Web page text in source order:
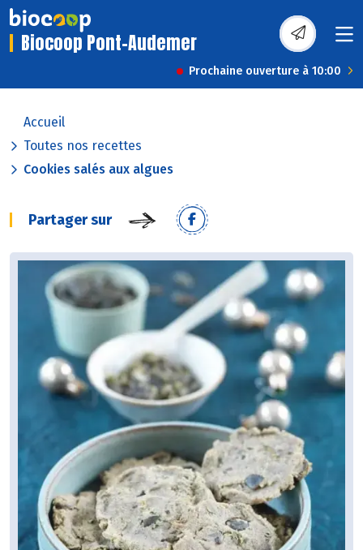
Biocoop Pont-Audemer
Prochaine ouverture à 10:00
Accueil
Toutes nos recettes
Cookies salés aux algues
Partager sur